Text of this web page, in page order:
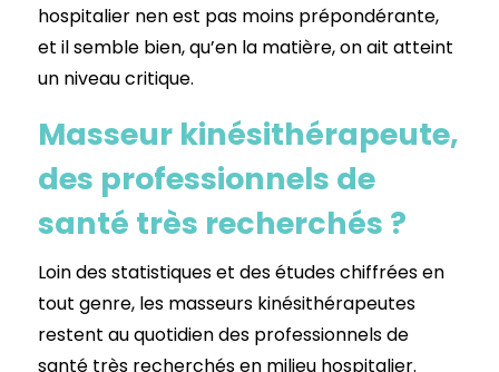
hospitalier nen est pas moins prépondérante,
et il semble bien, qu’en la matière, on ait atteint
un niveau critique.
Masseur kinésithérapeute,
des professionnels de
santé très recherchés ?
Loin des statistiques et des études chiffrées en
tout genre, les masseurs kinésithérapeutes
restent au quotidien des professionnels de
santé très recherchés en milieu hospitalier.